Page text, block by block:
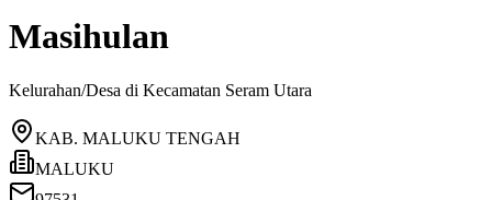
Masihulan
Kelurahan/Desa di Kecamatan Seram Utara
KAB. MALUKU TENGAH
MALUKU